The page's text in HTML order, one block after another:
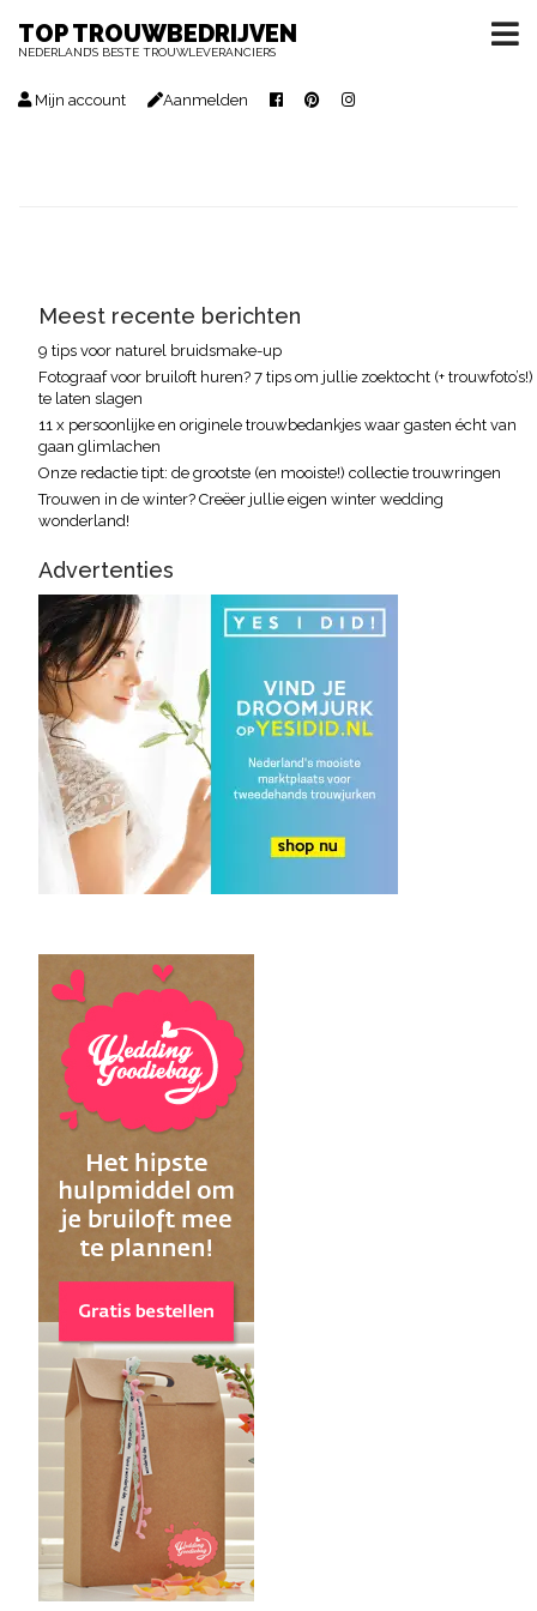
TOP TROUWBEDRIJVEN
NEDERLAND’S BESTE TROUWLEVERANCIERS
Mijn account Aanmelden
Meest recente berichten
9 tips voor naturel bruidsmake-up
Fotograaf voor bruiloft huren? 7 tips om jullie zoektocht (+ trouwfoto’s!)
te laten slagen
11 x persoonlijke en originele trouwbedankjes waar gasten écht van
gaan glimlachen
Onze redactie tipt: de grootste (en mooiste!) collectie trouwringen
Trouwen in de winter? Creëer jullie eigen winter wedding
wonderland!
Advertenties